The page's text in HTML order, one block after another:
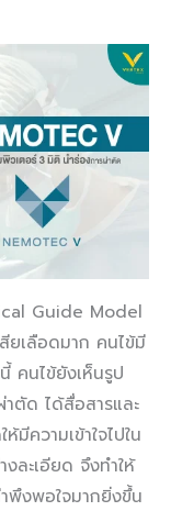
Guide Model
ยเลือดมาก คนไข้มี
คนไข้ยังเห็นรูป
ตัด ได้สื่อสารและ
ความเข้าใจไปใน
ละเอียด จึงทำให้
พึงพอใจมากยิ่งขึ้น